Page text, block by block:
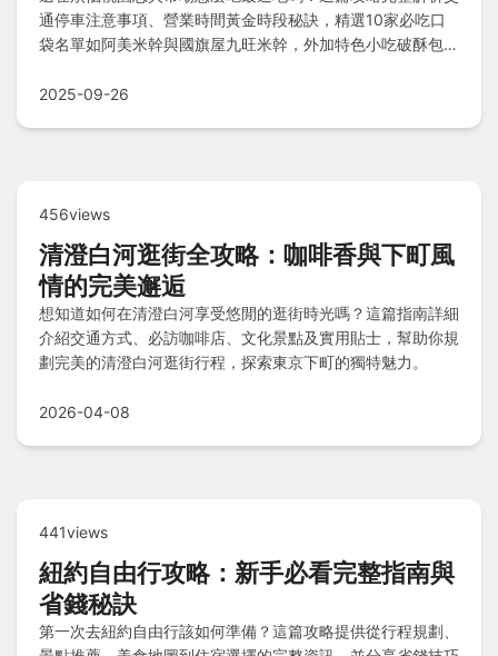
通停車注意事項、營業時間黃金時段秘訣，精選10家必吃口
袋名單如阿美米幹與國旗屋九旺米幹，外加特色小吃破酥包與
食盛宴不留遺憾！
2025-09-26
456views
清澄白河逛街全攻略：咖啡香與下町風
情的完美邂逅
想知道如何在清澄白河享受悠閒的逛街時光嗎？這篇指南詳細
介紹交通方式、必訪咖啡店、文化景點及實用貼士，幫助你規
劃完美的清澄白河逛街行程，探索東京下町的獨特魅力。
2026-04-08
441views
紐約自由行攻略：新手必看完整指南與
省錢秘訣
第一次去紐約自由行該如何準備？這篇攻略提供從行程規劃、